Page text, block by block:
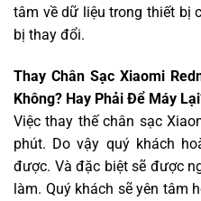
tâm về dữ liệu trong thiết bị
bị thay đổi.
Thay Chân Sạc Xiaomi
Không? Hay Phải Để Máy
Việc thay thế chân sạc
phút. Do vậy quý khách
được. Và đặc biệt sẽ được
làm. Quý khách sẽ yên tâm